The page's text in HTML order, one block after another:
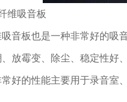
维吸音板
音板也是一种非常好的吸
放霉变、除尘、稳定性好
好的性能主要用于录音室